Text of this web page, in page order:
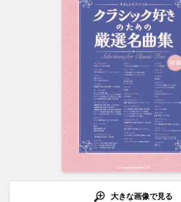
大きな画像で見る